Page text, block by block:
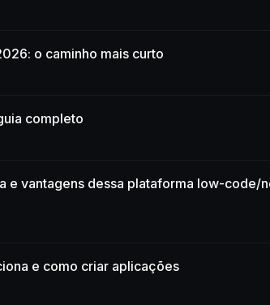
o caminho mais curto
completo
e vantagens dessa plataforma low-code/
e como criar aplicações